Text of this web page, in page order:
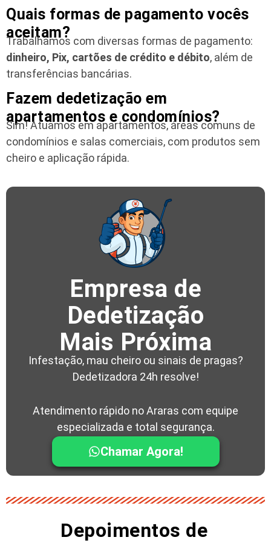
Quais formas de pagamento vocês
aceitam?
Trabalhamos com diversas formas de pagamento:
dinheiro, Pix, cartões de crédito e débito, além de
transferências bancárias.
Fazem dedetização em
apartamentos e condomínios?
Sim! Atuamos em apartamentos, áreas comuns de
condomínios e salas comerciais, com produtos sem
cheiro e aplicação rápida.
Empresa de
Dedetização
Mais Próxima
Infestação, mau cheiro ou sinais de pragas?
Dedetizadora 24h resolve!
Atendimento rápido no Araras com equipe
especializada e total segurança.
Chamar Agora!
Depoimentos de